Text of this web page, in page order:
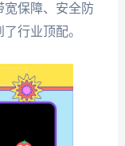
宽保障、安全防
行业顶配。